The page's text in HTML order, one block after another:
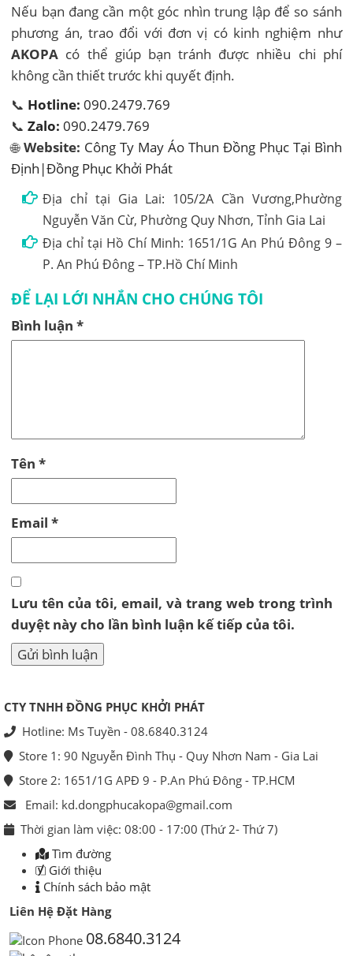
Nếu bạn đang cần một góc nhìn trung lập để so sánh
phương án, trao đổi với đơn vị có kinh nghiệm như
AKOPA có thể giúp bạn tránh được nhiều chi phí
không cần thiết trước khi quyết định.
📞 Hotline: 090.2479.769
📞Zalo: 090.2479.769
🌐Website: Công Ty May Áo Thun Đồng Phục Tại Bình
Định|Đồng Phục Khởi Phát
Địa chỉ tại Gia Lai: 105/2A Cần Vương,Phường
Nguyễn Văn Cừ, Phường Quy Nhơn, Tỉnh Gia Lai
Địa chỉ tại Hồ Chí Minh: 1651/1G An Phú Đông 9 –
P. An Phú Đông – TP.Hồ Chí Minh
ĐỂ LẠI LỚI NHẮN CHO CHÚNG TÔI
Bình luận*
Tên*
Email*
Lưu tên của tôi, email, và trang web trong trình
duyệt này cho lần bình luận kế tiếp của tôi.
CTY TNHH ĐỒNG PHỤC KHỞI PHÁT
Hotline: Ms Tuyền - 08.6840.3124
Store 1: 90 Nguyễn Đình Thụ - Quy Nhơn Nam - Gia Lai
Store 2: 1651/1G APĐ 9 - P.An Phú Đông - TP.HCM
Email: kd.dongphucakopa@gmail.com
Thời gian làm việc: 08:00 - 17:00 (Thứ 2- Thứ 7)
Tìm đường
Giới thiệu
Chính sách bảo mật
Liên Hệ Đặt Hàng
08.6840.3124